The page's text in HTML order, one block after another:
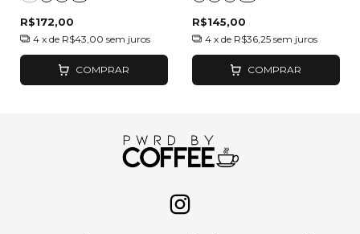
R$172,00
4 x de R$43,00 sem juros
COMPRAR
R$145,00
4 x de R$36,25 sem juros
COMPRAR